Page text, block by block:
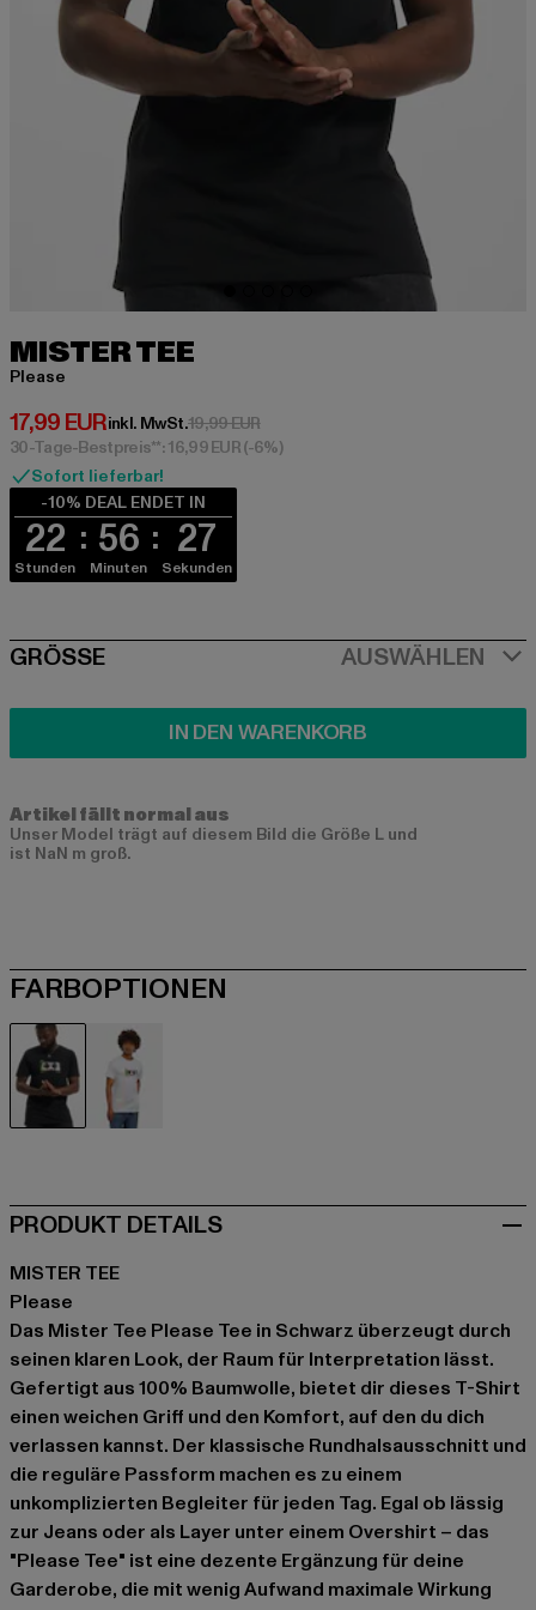
MISTER TEE
Please
17,99 EUR
Derzeitiger Preis: 17,99 EUR
inkl. MwSt.19,99 EURAktionspreis: 19,99 EUR
30-Tage-Bestpreis**: 16,99 EUR(-6%)
Sofort lieferbar!
-10% DEAL ENDET IN
22
Stunden
56
Minuten
26
Sekunden
SIZE
GRÖSSE AUSWÄHLEN
IN DEN WARENKORB
Artikel fällt normal aus
Unser Model trägt auf diesem Bild die Größe L und
ist NaN m groß.
FARBOPTIONEN
PRODUKT DETAILS
MISTER TEE
Please
Das Mister Tee Please Tee in Schwarz überzeugt durch
seinen klaren Look, der Raum für Interpretation lässt.
Gefertigt aus 100% Baumwolle, bietet dir dieses T-Shirt
einen weichen Griff und den Komfort, auf den du dich
verlassen kannst. Der klassische Rundhalsausschnitt und
die reguläre Passform machen es zu einem
unkomplizierten Begleiter für jeden Tag. Egal ob lässig
zur Jeans oder als Layer unter einem Overshirt – das
"Please Tee" ist eine dezente Ergänzung für deine
Garderobe, die mit wenig Aufwand maximale Wirkung